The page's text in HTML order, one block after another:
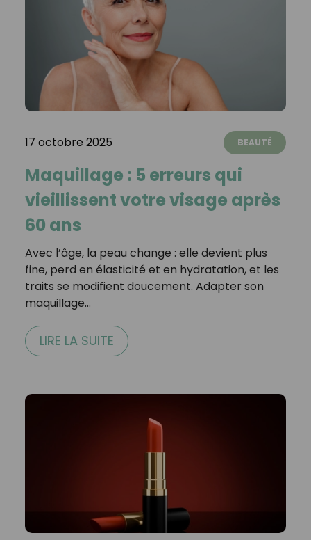
17 octobre 2025 BEAUTÉ
Maquillage : 5 erreurs qui
vieillissent votre visage après
60 ans
Avec l’âge, la peau change : elle devient plus
fine, perd en élasticité et en hydratation, et les
traits se modifient doucement. Adapter son
maquillage…
LIRE LA SUITE